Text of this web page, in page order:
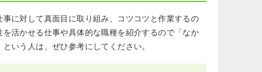
に対して真面目に取り組み、コツコツと作業するの
活かせる仕事や具体的な職種を紹介するので「なか
いう人は、ぜひ参考にしてください。